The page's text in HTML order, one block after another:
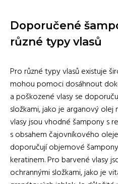
Doporučené
různé typy vlasů
Pro různé typy vlasů existuje
mohou pomoci dosáhnout
a poškozené vlasy se
složkami, jako je arganový
vlasy jsou vhodné šampony s
s obsahem čajovníkového
doporučují objemové
keratinem. Pro barvené vlasy
ochrannými složkami, jako je